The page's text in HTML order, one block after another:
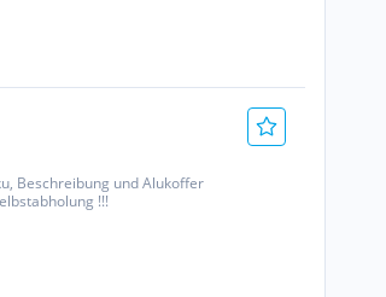
Beschreibung und Alukoffer
!!!